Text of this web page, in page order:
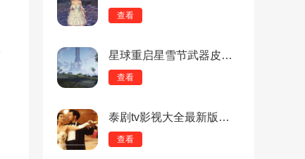
查看
星球重启星雪节武器皮肤有哪些？星球重启星雪节武器皮肤介绍
查看
泰剧tv影视大全最新版：跨平台享受的正能量软件，实时互动！
查看